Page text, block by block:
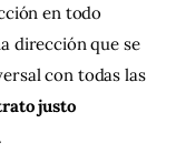
en todo
dirección que se
con todas las
justo